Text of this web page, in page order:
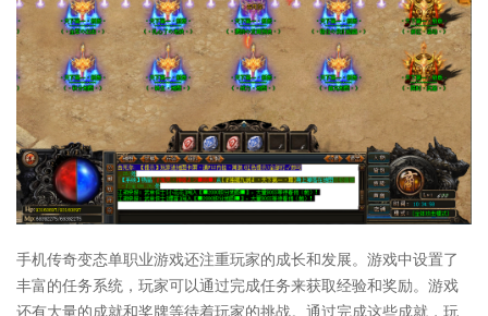
手机传奇变态单职业游戏还注重玩家的成长和发展。游戏中设置了
丰富的任务系统，玩家可以通过完成任务来获取经验和奖励。游戏
还有大量的成就和奖牌等待着玩家的挑战。通过完成这些成就，玩